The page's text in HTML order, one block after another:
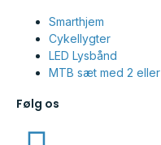
Smarthjem
Cykellygter
LED Lysbånd
MTB sæt med 2
Følg os